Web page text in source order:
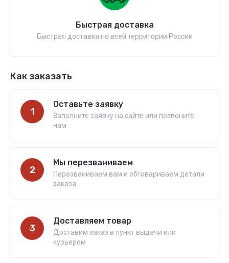
Быстрая доставка
Быстрая доставка по всей территории России
Как заказать
1
Оставьте заявку
Заполните заявку на сайте или позвоните
нам
2
Мы перезваниваем
Перезваниваем вам и обговариваем детали
заказа
3
Доставляем товар
Доставим заказ в пункт выдачи или
курьером